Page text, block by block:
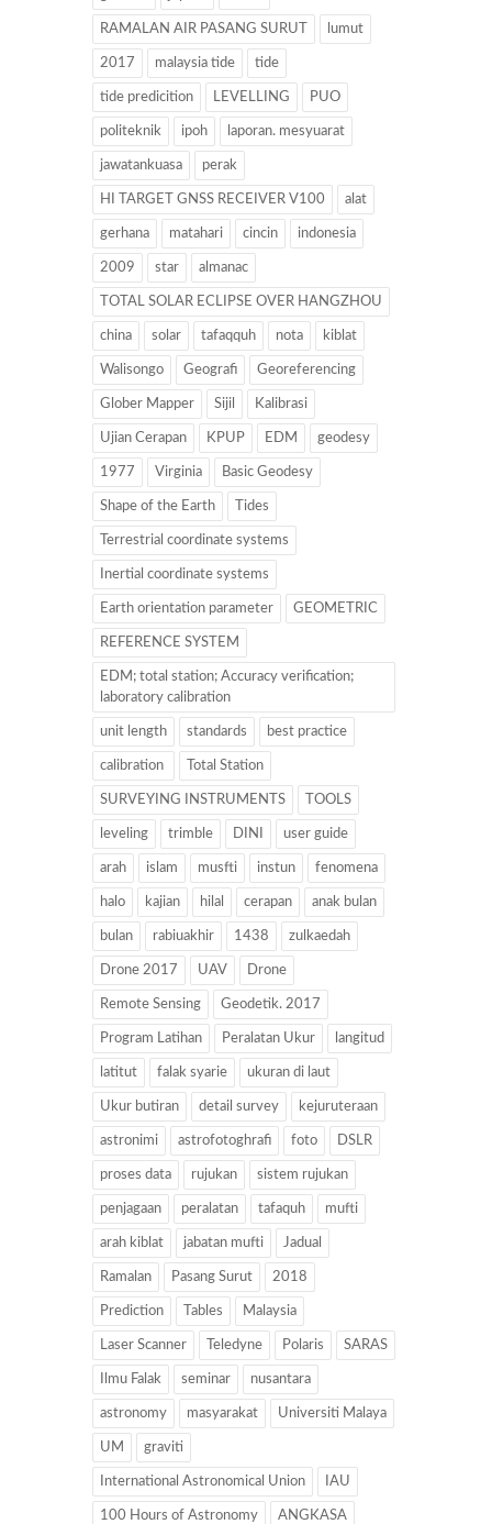
RAMALAN AIR PASANG SURUT lumut
2017 malaysia tide tide
tide predicition LEVELLING PUO
politeknik ipoh laporan. mesyuarat
jawatankuasa perak
HI TARGET GNSS RECEIVER V100 alat
gerhana matahari cincin indonesia
2009 star almanac
TOTAL SOLAR ECLIPSE OVER HANGZHOU
china solar tafaqquh nota kiblat
Walisongo Geografi Georeferencing
Glober Mapper Sijil Kalibrasi
Ujian Cerapan KPUP EDM geodesy
1977 Virginia Basic Geodesy
Shape of the Earth Tides
Terrestrial coordinate systems
Inertial coordinate systems
Earth orientation parameter GEOMETRIC
REFERENCE SYSTEM
EDM; total station; Accuracy verification;
laboratory calibration
unit length standards best practice
calibration Total Station
SURVEYING INSTRUMENTS TOOLS
leveling trimble DINI user guide
arah islam musfti instun fenomena
halo kajian hilal cerapan anak bulan
bulan rabiuakhir 1438 zulkaedah
Drone 2017 UAV Drone
Remote Sensing Geodetik. 2017
Program Latihan Peralatan Ukur langitud
latitut falak syarie ukuran di laut
Ukur butiran detail survey kejuruteraan
astronimi astrofotoghrafi foto DSLR
proses data rujukan sistem rujukan
penjagaan peralatan tafaquh mufti
arah kiblat jabatan mufti Jadual
Ramalan Pasang Surut 2018
Prediction Tables Malaysia
Laser Scanner Teledyne Polaris SARAS
Ilmu Falak seminar nusantara
astronomy masyarakat Universiti Malaya
UM graviti
International Astronomical Union IAU
100 Hours of Astronomy ANGKASA